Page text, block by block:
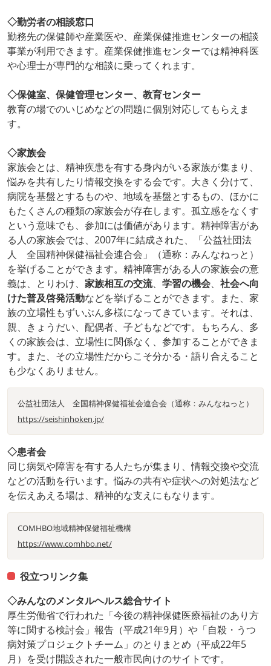
◇勤労者の相談窓口
勤務先の保健師や産業医や、産業保健推進センターの相談
事業が利用できます。産業保健推進センターでは精神科医
や心理士が専門的な相談に乗ってくれます。
◇保健室、保健管理センター、教育センター
教育の場でのいじめなどの問題に個別対応してもらえま
す。
◇家族会
家族会とは、精神疾患を有する身内がいる家族が集まり、
悩みを共有したり情報交換をする会です。大きく分けて、
病院を基盤とするものや、地域を基盤とするもの、ほかに
もたくさんの種類の家族会が存在します。孤立感をなくす
という意味でも、参加には価値があります。精神障害があ
る人の家族会では、2007年に結成された、「公益社団法
人 全国精神保健福祉会連合会」（通称：みんなねっと）
を挙げることができます。精神障害がある人の家族会の意
義は、とりわけ、 家族相互の交流、 学習の機会、 社会へ向
けた普及啓発活動などを挙げることができます。また、家
族の立場性もずいぶん多様になってきています。それは、
親、きょうだい、配偶者、子どもなどです。もちろん、多
くの家族会は、立場性に関係なく、参加することができま
す。また、その立場性だからこそ分かる・語り合えること
も少なくありません。
公益社団法人 全国精神保健福祉会連合会（通称：みんなねっと）
https://seishinhoken.jp/
◇患者会
同じ病気や障害を有する人たちが集まり、情報交換や交流
などの活動を行います。悩みの共有や症状への対処法など
を伝えあえる場は、精神的な支えにもなります。
COMHBO地域精神保健福祉機構
https://www.comhbo.net/
役立つリンク集
◇みんなのメンタルヘルス総合サイト
厚生労働省で行われた「今後の精神保健医療福祉のあり方
等に関する検討会」報告（平成21年9月）や「自殺・うつ
病対策プロジェクトチーム」のとりまとめ（平成22年5
月）を受け開設された一般市民向けのサイトです。